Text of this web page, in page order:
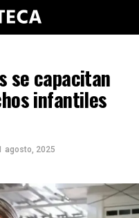
se capacitan
infantiles
agosto, 2025